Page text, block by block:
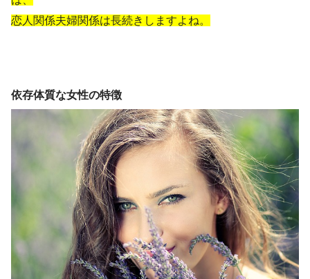
恋人関係夫婦関係は長続きしますよね。
依存体質な女性の特徴